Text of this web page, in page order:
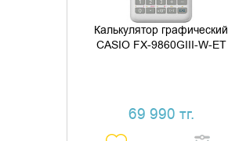
Калькулятор графический
CASIO FX-9860GIII-W-ET
69 990 тг.